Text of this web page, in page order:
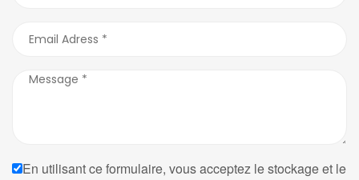
En utilisant ce formulaire, vous acceptez le stockage et le